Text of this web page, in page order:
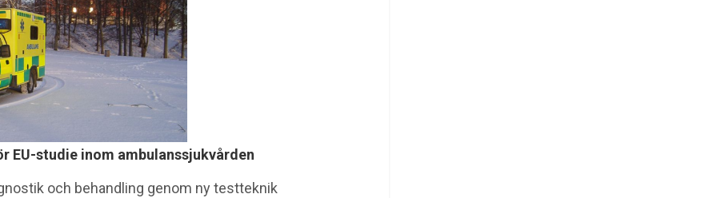
studie inom ambulanssjukvården
och behandling genom ny testteknik